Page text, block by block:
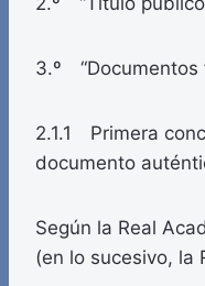
3.º “Documentos
2.1.1 Primera
documento
Según la Real
(en lo sucesivo, la